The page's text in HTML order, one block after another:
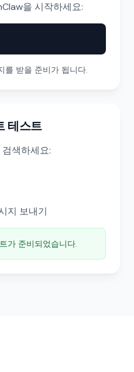
을 시작하세요:
를 받을 준비가 됩니다.
테스트
색하세요:
지 보내기
가 준비되었습니다.